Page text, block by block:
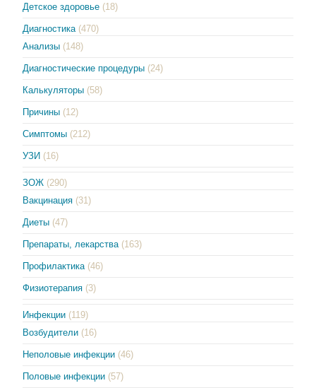
Детское здоровье (18)
Диагностика (470)
Анализы (148)
Диагностические процедуры (24)
Калькуляторы (58)
Причины (12)
Симптомы (212)
УЗИ (16)
ЗОЖ (290)
Вакцинация (31)
Диеты (47)
Препараты, лекарства (163)
Профилактика (46)
Физиотерапия (3)
Инфекции (119)
Возбудители (16)
Неполовые инфекции (46)
Половые инфекции (57)